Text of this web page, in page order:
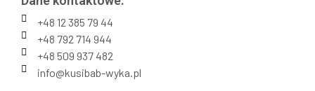
+48 12 385 79 44
+48 792 714 944
+48 509 937 482
info@kusibab-wyka.pl